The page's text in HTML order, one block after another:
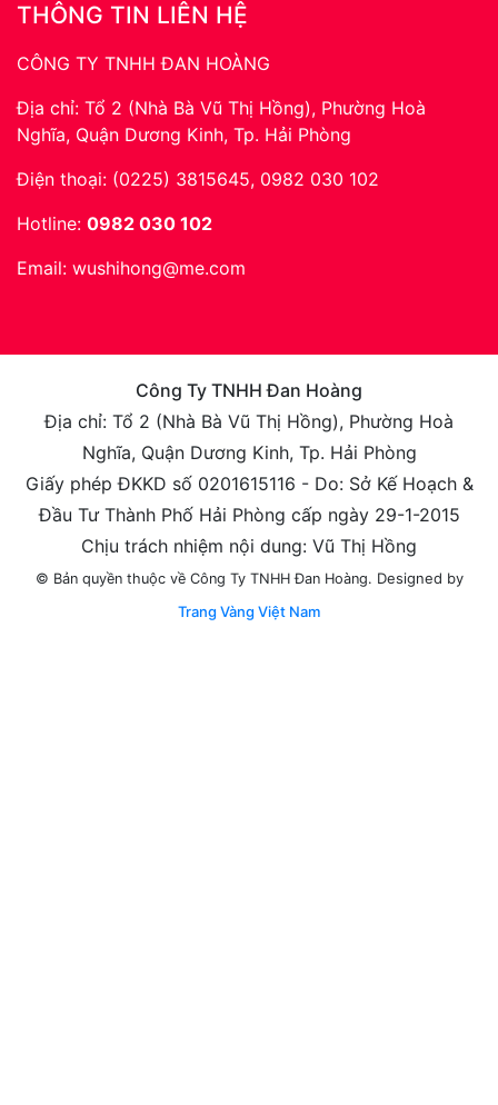
THÔNG TIN LIÊN HỆ
CÔNG TY TNHH ĐAN HOÀNG
Địa chỉ: Tổ 2 (Nhà Bà Vũ Thị Hồng), Phường Hoà
Nghĩa, Quận Dương Kinh, Tp. Hải Phòng
Điện thoại: (0225) 3815645, 0982 030 102
Hotline: 0982 030 102
Email: wushihong@me.com
Công Ty TNHH Đan Hoàng
Địa chỉ: Tổ 2 (Nhà Bà Vũ Thị Hồng), Phường Hoà
Nghĩa, Quận Dương Kinh, Tp. Hải Phòng
Giấy phép ĐKKD số 0201615116 - Do: Sở Kế Hoạch &
Đầu Tư Thành Phố Hải Phòng cấp ngày 29-1-2015
Chịu trách nhiệm nội dung: Vũ Thị Hồng
© Bản quyền thuộc về Công Ty TNHH Đan Hoàng. Designed by
Trang Vàng Việt Nam